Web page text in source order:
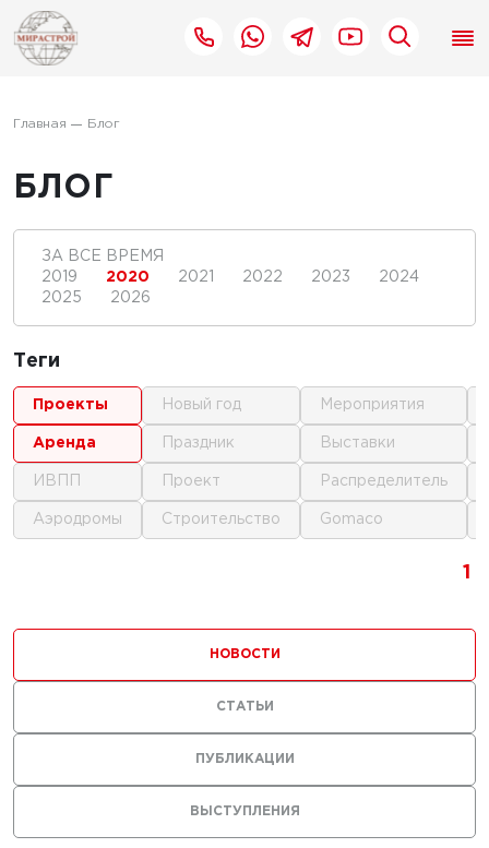
Главная Блог
БЛОГ
1
ВЫСТУПЛЕНИЯ
ПУБЛИКАЦИИ
НОВОСТИ
СТАТЬИ
ЗА ВСЕ ВРЕМЯ
2019
2020 2021 2022 2023
2024
2025
2026
Теги
проекты
аренда
ИВПП
аэродромы
новый год
праздник
проект
строительство
мероприятия
выставки
распределитель
gomaco